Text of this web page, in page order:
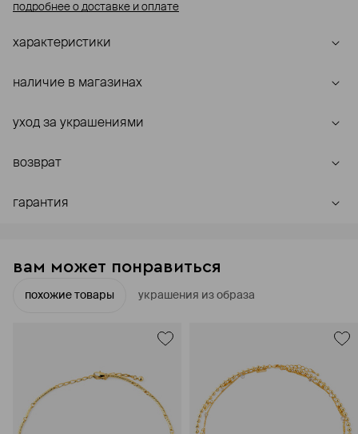
подробнее о доставке и оплате
характеристики
наличие в магазинах
уход за украшениями
возврат
гарантия
вам может понравиться
похожие товары украшения из образа